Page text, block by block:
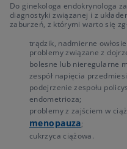
Do ginekologa endokrynologa
diagnostyki związanej i z
zaburzeń, z którymi warto się
trądzik, nadmierne
problemy związane z
bolesne lub nieregularne
zespół napięcia
podejrzenie zespołu
endometrioza;
problemy z zajściem w
menopauza;
cukrzyca ciążowa.